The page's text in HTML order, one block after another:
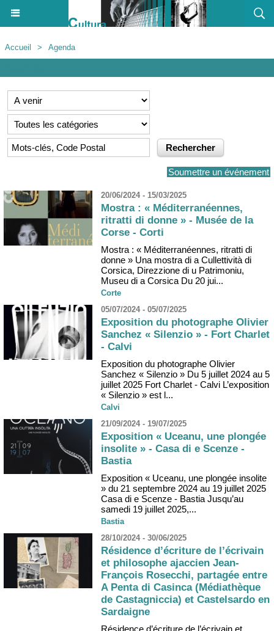
Accueil > Agenda
Soumettre un événement
20/06/2024 - 15/03/2025
Mostra : « Méditerranéennes,
ritratti di donne » - Musée de la
Corse - Corti
Mostra : « Méditerranéennes, ritratti di
donne » Una mostra di a Cullettività di
Corsica, Direzzione di u Patrimoniu,
Museu di a Corsica Du 20 jui...
Corte
05/07/2024 - 05/07/2025
Exposition du photographe Olivier
Sanchez « Silenzio » - Fort Charlet
- Calvi
Exposition du photographe Olivier
Sanchez « Silenzio » Du 5 juillet 2024 au 5
juillet 2025 Fort Charlet - Calvi L’exposition
« Silenzio » est l...
Calvi
21/09/2024 - 19/07/2025
Exposition « Uceanu, une plongée
insolite » - Casa di e Scenze -
Bastia
Exposition « Uceanu, une plongée insolite
» du 21 septembre 2024 au 19 juillet 2025
Casa di e Scenze - Bastia Jusqu’au
samedi 19 juillet 2025,...
Bastia
28/10/2024 - 30/06/2025
Résidence d’écriture de l’écrivain
et philosophe ajaccien Jean-
François Rosecchi, partagée entre
A Penta di Casinca (Médiathèque
de Castagniccia) et Castelsardo en
Sardaigne
Résidence d’écriture de l’écrivain et